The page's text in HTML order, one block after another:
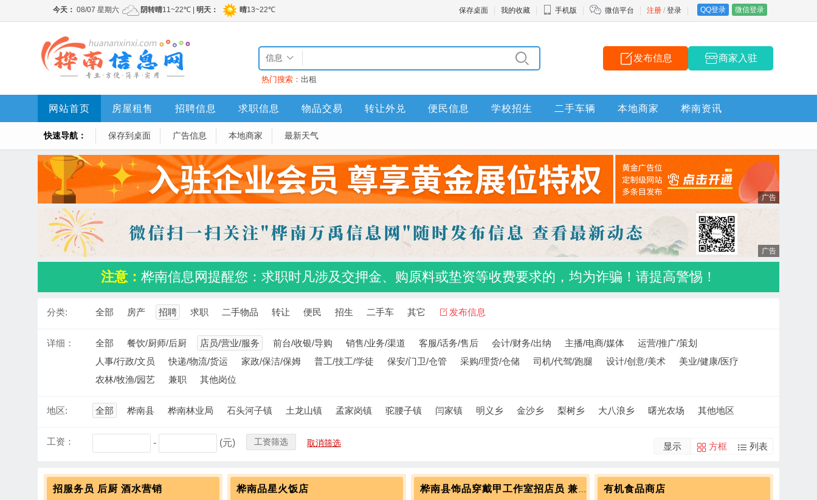
注册 / 登录 QQ登录 微信登录
保存桌面 我的收藏 手机版 微信平台
信息
热门搜索： 出租
发布信息 商家入驻
网站首页 房屋租售 招聘信息 求职信息 物品交易 转让外兑 便民信息 学校招生 二手车辆 本地商家 桦南资讯
快速导航： 保存到桌面 广告信息 本地商家 最新天气
注意： 桦南信息网提醒您：求职时凡涉及交押金、购原料或垫资等收费要求的，均为诈骗！请提高警惕！
分类: 全部 房产 招聘 求职 二手物品 转让 便民 招生 二手车 其它 发布信息
详细： 全部 餐饮/厨师/后厨 店员/营业/服务 前台/收银/导购 销售/业务/渠道 客服/话务/售后 会计/财务/出纳 主播/电商/媒体
运营/推广/策划
人事/行政/文员
快递/物流/货运 家政/保洁/保姆 普工/技工/学徒 保安/门卫/仓管 采购/理货/仓储 司机/代驾/跑腿 设计/创意/美术
美业/健康/医疗
农林/牧渔/园艺
兼职 其他岗位
地区: 全部 桦南县 桦南林业局 石头河子镇 土龙山镇 孟家岗镇 驼腰子镇 闫家镇 明义乡 金沙乡 梨树乡 大八浪乡 曙光农场 其他地区
工资： - (元) 工资筛选 取消筛选 显示 方框 列表
招服务员 后厨 酒水营销 桦南品星火饭店 有机食品商店